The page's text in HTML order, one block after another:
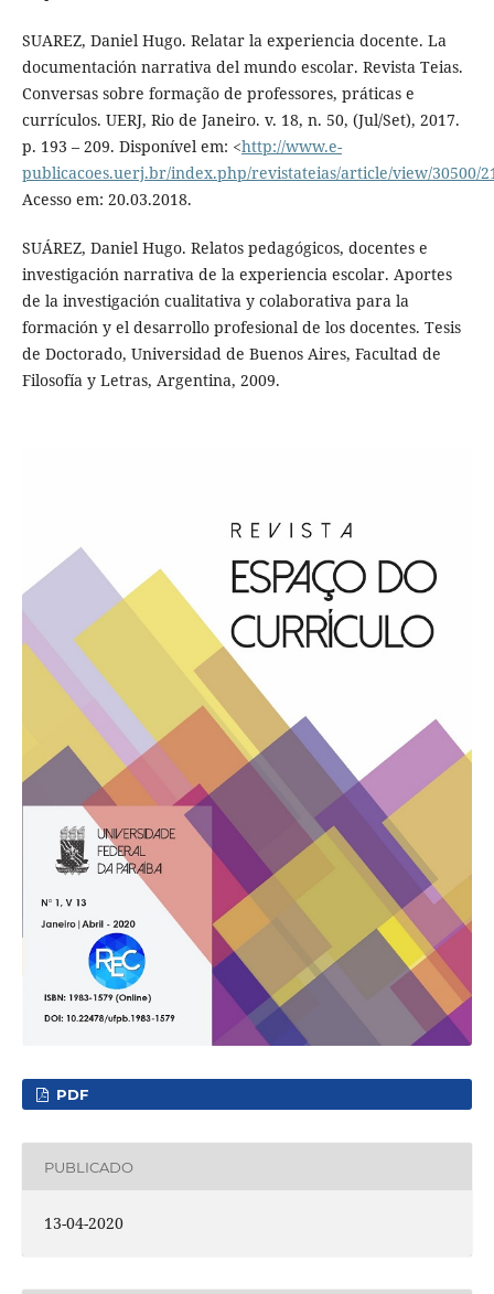
SUAREZ, Daniel Hugo. Relatar la experiencia docente. La
documentación narrativa del mundo escolar. Revista Teias.
Conversas sobre formação de professores, práticas e
currículos. UERJ, Rio de Janeiro. v. 18, n. 50, (Jul/Set), 2017.
p. 193 – 209. Disponível em: <http://www.e-
publicacoes.uerj.br/index.php/revistateias/article/view/30500/
Acesso em: 20.03.2018.
SUÁREZ, Daniel Hugo. Relatos pedagógicos, docentes e
investigación narrativa de la experiencia escolar. Aportes
de la investigación cualitativa y colaborativa para la
formación y el desarrollo profesional de los docentes. Tesis
de Doctorado, Universidad de Buenos Aires, Facultad de
Filosofía y Letras, Argentina, 2009.
PDF
PUBLICADO
13-04-2020